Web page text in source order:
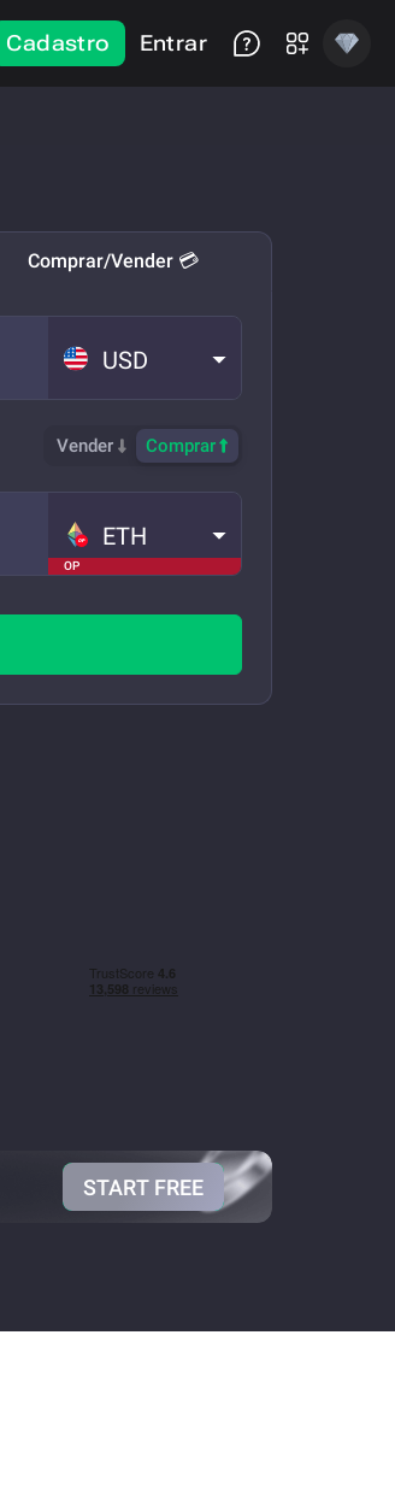
Cadastro Entrar
Comprar/Vender 💳
USD
Vender Comprar
OP
ETH
START FREE